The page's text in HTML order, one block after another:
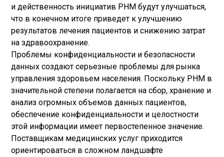
и действенность инициатив PHM будут улучшаться,
что в конечном итоге приведет к улучшению
результатов лечения пациентов и снижению затрат
на здравоохранение.
Проблемы конфиденциальности и безопасности
данных создают серьезные проблемы для рынка
управления здоровьем населения. Поскольку PHM в
значительной степени полагается на сбор, хранение и
анализ огромных объемов данных пациентов,
обеспечение конфиденциальности и целостности
этой информации имеет первостепенное значение.
Поставщикам медицинских услуг приходится
ориентироваться в сложном ландшафте